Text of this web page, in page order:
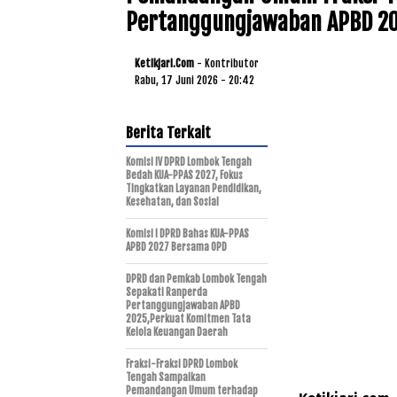
Pertanggungjawaban APBD
Ketikjari.com - Kontributor
Rabu, 17 Juni 2026 - 20:42
Berita Terkait
Komisi IV DPRD Lombok Tengah
Bedah KUA-PPAS 2027, Fokus
Tingkatkan Layanan Pendidikan,
Kesehatan, dan Sosial
Komisi I DPRD Bahas KUA-PPAS
APBD 2027 Bersama OPD
DPRD dan Pemkab Lombok Tengah
Sepakati Ranperda
Pertanggungjawaban APBD
2025,Perkuat Komitmen Tata
Kelola Keuangan Daerah
Fraksi-Fraksi DPRD Lombok
Tengah Sampaikan
Pemandangan Umum terhadap